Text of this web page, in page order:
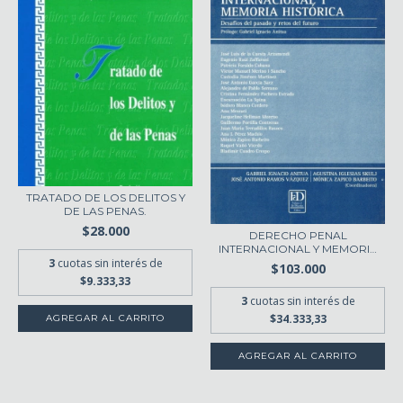
TRATADO DE LOS DELITOS Y
DE LAS PENAS.
$28.000
3 cuotas sin interés de
$9.333,33
DERECHO PENAL
INTERNACIONAL Y MEMORIA
HI...
$103.000
3 cuotas sin interés de
$34.333,33